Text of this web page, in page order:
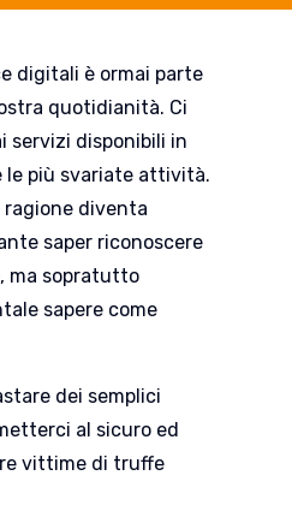
digitali è ormai parte
quotidianità. Ci
servizi disponibili in
le più svariate attività.
ragione diventa
saper riconoscere
ma sopratutto
sapere come
dei semplici
al sicuro ed
vittime di truffe